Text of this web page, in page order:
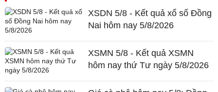
XSDN 5/8 - Kết quả xổ số Đồng
Nai hôm nay 5/8/2026
XSMN 5/8 - Kết quả XSMN
hôm nay thứ Tư ngày 5/8/2026